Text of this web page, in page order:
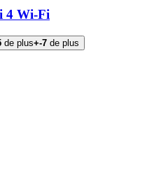
4 Wi-Fi
de plus+-7 de plus